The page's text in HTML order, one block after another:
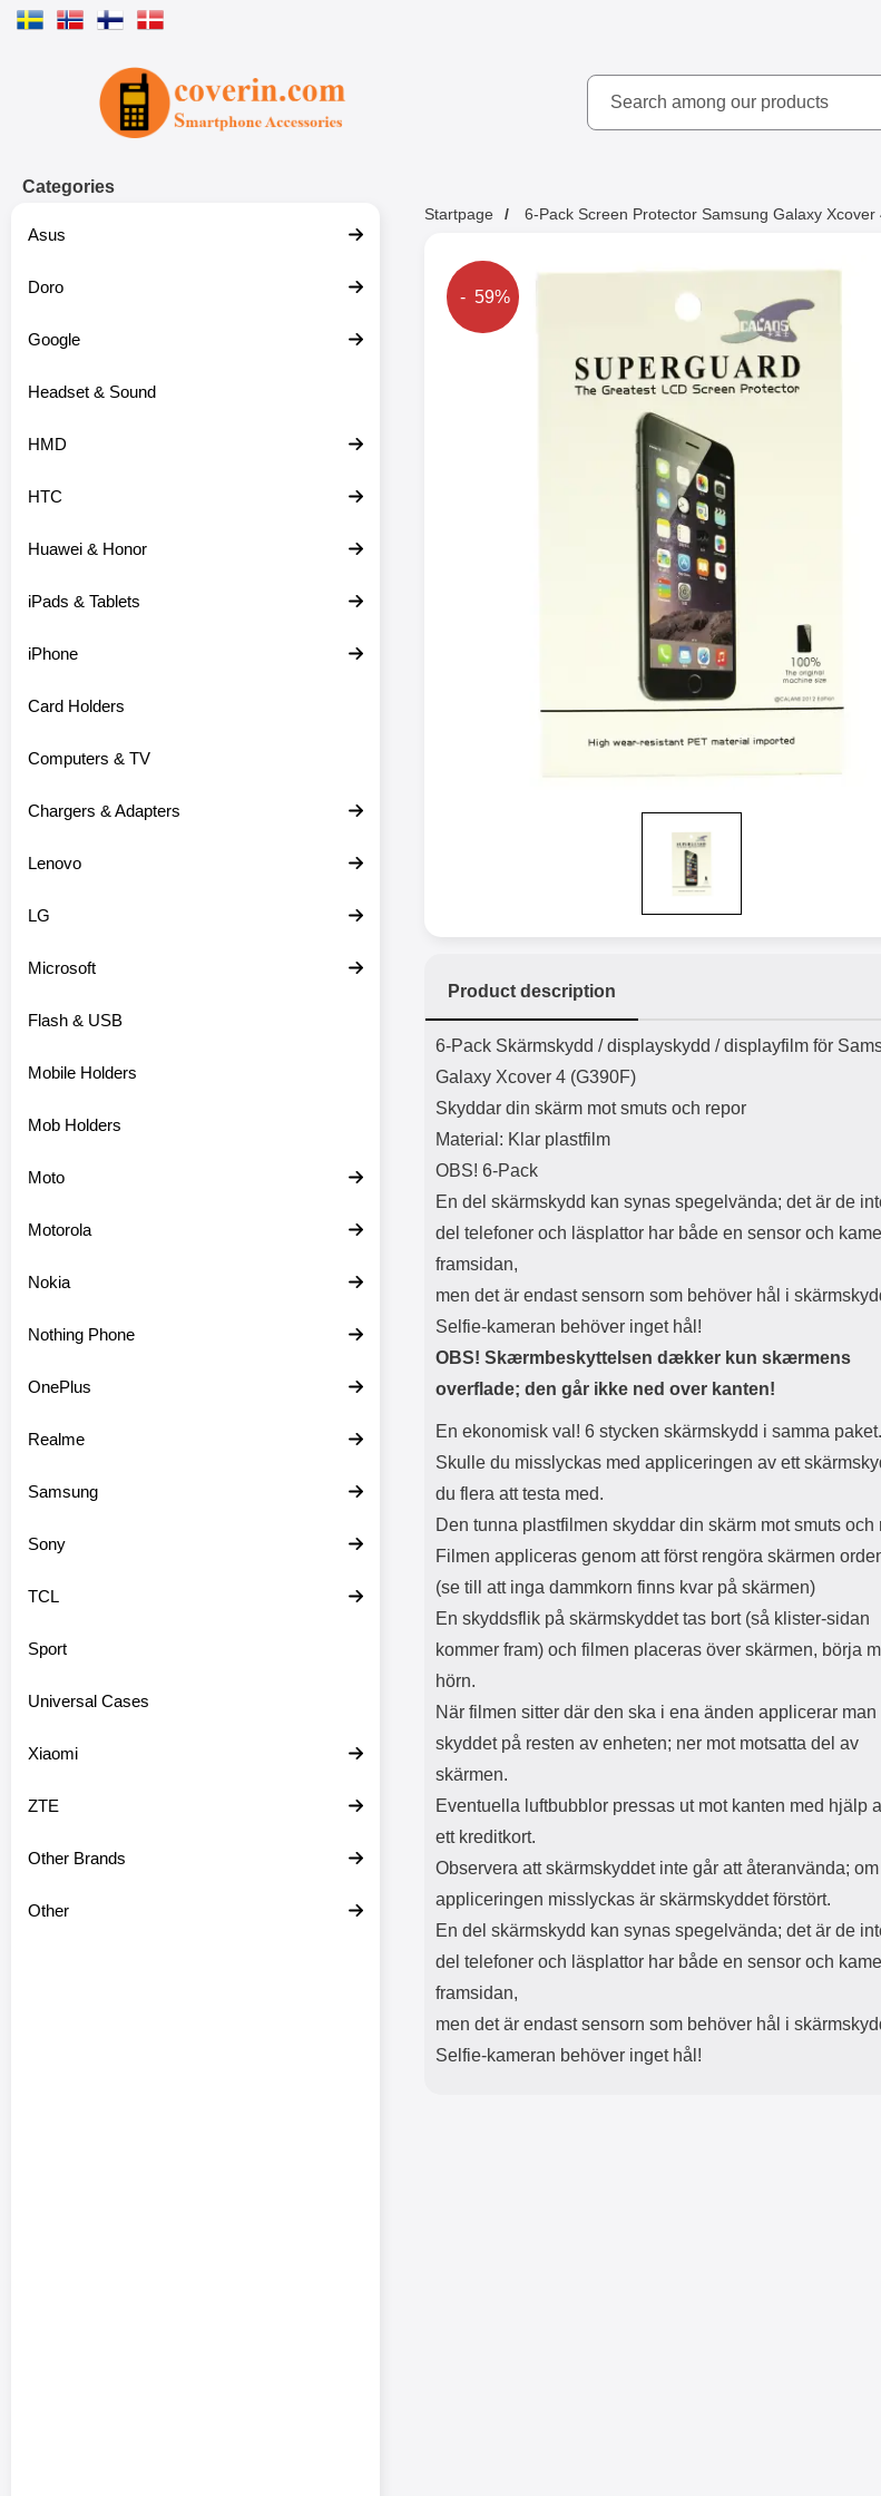
Search
Search
Categories
Asus
Doro
Google
Headset & Sound
HMD
HTC
Huawei & Honor
iPads & Tablets
iPhone
Card Holders
Computers & TV
Chargers & Adapters
Lenovo
LG
Microsoft
Flash & USB
Mobile Holders
Mob Holders
Moto
Motorola
Nokia
Nothing Phone
OnePlus
Realme
Samsung
Sony
TCL
Sport
Universal Cases
Xiaomi
ZTE
Other Brands
Other
Startpage 6-Pack Screen Protector Samsung Galaxy Xcover
Mark 6-Pack Screen Protector
The price is reduced by
- 59%
Product description
Product description
6-Pack Skärmskydd / displayskydd / displayfilm för
Galaxy Xcover 4 (G390F)
Skyddar din skärm mot smuts och repor
Material: Klar plastfilm
OBS! 6-Pack
En del skärmskydd kan synas spegelvända; det är de
del telefoner och läsplattor har både en sensor och
framsidan,
men det är endast sensorn som behöver hål i
Selfie-kameran behöver inget hål!
OBS! Skærmbeskyttelsen dækker kun skærmens
overflade; den går ikke ned over kanten!
En ekonomisk val! 6 stycken skärmskydd i samma paket.
Skulle du misslyckas med appliceringen av ett
du flera att testa med.
Den tunna plastfilmen skyddar din skärm mot smuts och
Filmen appliceras genom att först rengöra skärmen
(se till att inga dammkorn finns kvar på skärmen)
En skyddsflik på skärmskyddet tas bort (så klister-sidan
kommer fram) och filmen placeras över skärmen, börja
hörn.
När filmen sitter där den ska i ena änden applicerar man
skyddet på resten av enheten; ner mot motsatta del av
skärmen.
Eventuella luftbubblor pressas ut mot kanten med hjälp
ett kreditkort.
Observera att skärmskyddet inte går att återanvända; om
appliceringen misslyckas är skärmskyddet förstört.
En del skärmskydd kan synas spegelvända; det är de
del telefoner och läsplattor har både en sensor och
framsidan,
men det är endast sensorn som behöver hål i
Selfie-kameran behöver inget hål!